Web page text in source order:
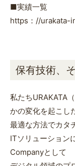
■実績一覧
https：//urakata-
保有技術、
私たちURAKATA
かの変化を起こし
最適な方法でカタ
ITソリューション
Companyとして